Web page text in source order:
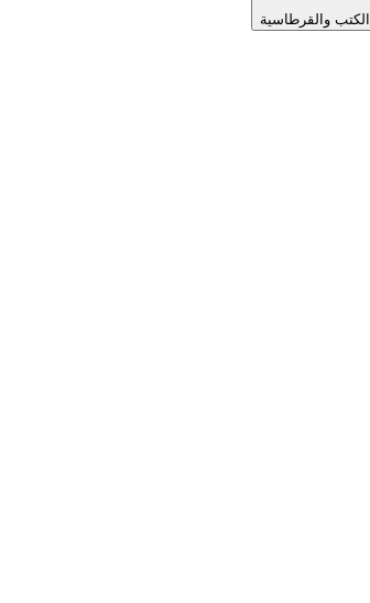
الكتب والقرطاسية